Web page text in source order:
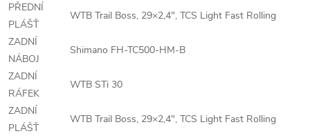
PŘEDNÍ
PLÁŠŤ
WTB Trail Boss, 29×2,4", TCS Light Fast Rolling
ZADNÍ
NÁBOJ
Shimano FH-TC500-HM-B
ZADNÍ
RÁFEK
WTB STi 30
ZADNÍ
PLÁŠŤ
WTB Trail Boss, 29×2,4", TCS Light Fast Rolling